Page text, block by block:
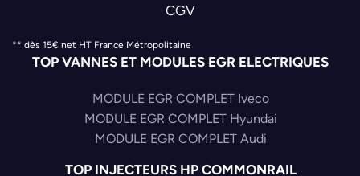
CGV
** dès 15€ net HT France Métropolitaine
TOP VANNES ET MODULES EGR ELECTRIQUES
MODULE EGR COMPLET Iveco
MODULE EGR COMPLET Hyundai
MODULE EGR COMPLET Audi
TOP INJECTEURS HP COMMONRAIL